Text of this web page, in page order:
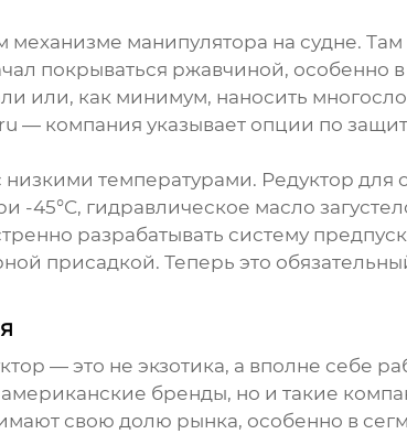
манипулятора на судне.
покрываться ржавчиной,
или, как минимум, наносить
— компания указывает опции по
температурами. Редуктор для
-45°С, гидравлическое масло
разрабатывать систему
присадкой. Теперь это
— это не экзотика, а вполне себе
бренды, но и такие
свою долю рынка, особенно в